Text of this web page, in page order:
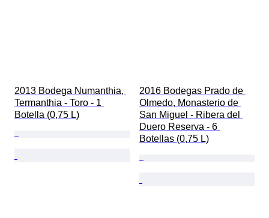
2013 Bodega Numanthia,
Termanthia - Toro - 1
Botella (0,75 L)
2016 Bodegas Prado de
Olmedo, Monasterio de
San Miguel - Ribera del
Duero Reserva - 6
Botellas (0,75 L)